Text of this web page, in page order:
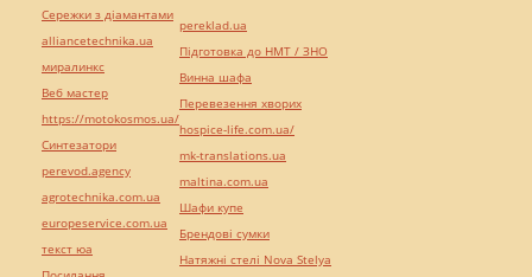
Сережки з діамантами
alliancetechnika.ua
миралинкс
Веб мастер
https://motokosmos.ua/
Синтезатори
perevod.agency
agrotechnika.com.ua
europeservice.com.ua
текст юа
pereklad.ua
Підготовка до НМТ / ЗНО
Винна шафа
Перевезення хворих
hospice-life.com.ua/
mk-translations.ua
maltina.com.ua
Шафи купе
Брендові сумки
Натяжні стелі Nova Stelya